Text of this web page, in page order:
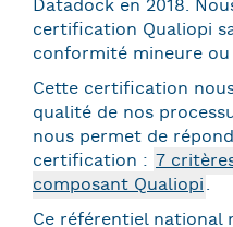
Datadock en 2018.
certification Qualiopi
conformité mineure ou
Cette certification
qualité de nos
nous permet de
certification : 7
composant Qualiopi.
Ce référentiel national